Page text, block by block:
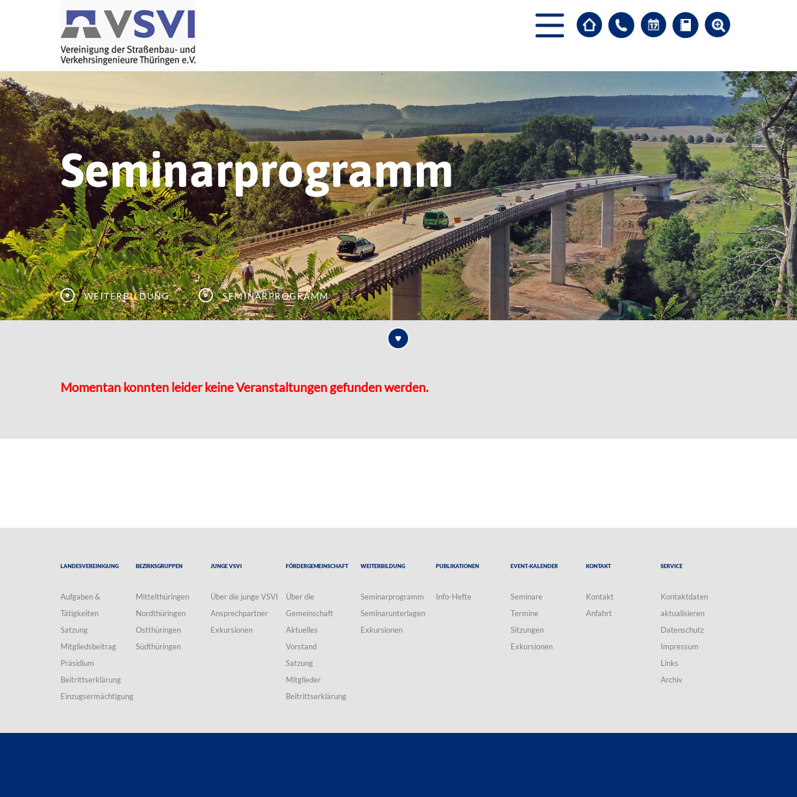
Seminarprogramm
Weiterbildung Seminarprogramm
Momentan konnten leider keine Veranstaltungen gefunden werden.
Landesvereinigung
Aufgaben &
Tätigkeiten
Satzung
Mitgliedsbeitrag
Präsidium
Beitrittserklärung
Einzugsermächtigung
Bezirksgruppen
Mittelthüringen
Nordthüringen
Ostthüringen
Südthüringen
Junge VSVI
Über die junge VSVI
Ansprechpartner
Exkursionen
Fördergemeinschaft
Über die
Gemeinschaft
Aktuelles
Vorstand
Satzung
Mitglieder
Beitrittserklärung
Weiterbildung
Seminarprogramm
Seminarunterlagen
Exkursionen
Publikationen
Info-Hefte
Event-Kalender
Seminare
Termine
Sitzungen
Exkursionen
Kontakt
Kontakt
Anfahrt
Service
Kontaktdaten
aktualisieren
Datenschutz
Impressum
Links
Archiv